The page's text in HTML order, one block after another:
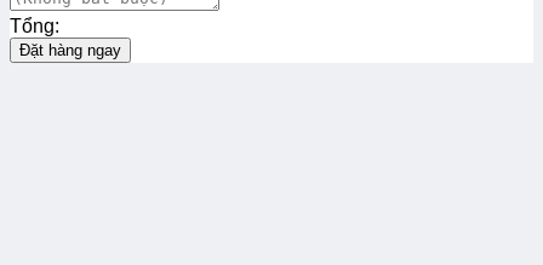
Tổng:
Đặt hàng ngay